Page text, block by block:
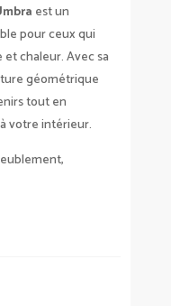
est un
pour ceux qui
chaleur. Avec sa
géométrique
tout en
votre intérieur.